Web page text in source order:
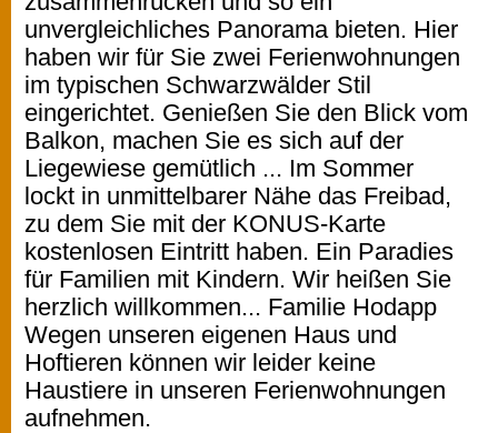
unvergleichliches Panorama bieten. Hier
haben wir für Sie zwei Ferienwohnungen
im typischen Schwarzwälder Stil
eingerichtet. Genießen Sie den Blick vom
Balkon, machen Sie es sich auf der
Liegewiese gemütlich ... Im Sommer
lockt in unmittelbarer Nähe das Freibad,
zu dem Sie mit der KONUS-Karte
kostenlosen Eintritt haben. Ein Paradies
für Familien mit Kindern. Wir heißen Sie
herzlich willkommen... Familie Hodapp
Wegen unseren eigenen Haus und
Hoftieren können wir leider keine
Haustiere in unseren Ferienwohnungen
aufnehmen.